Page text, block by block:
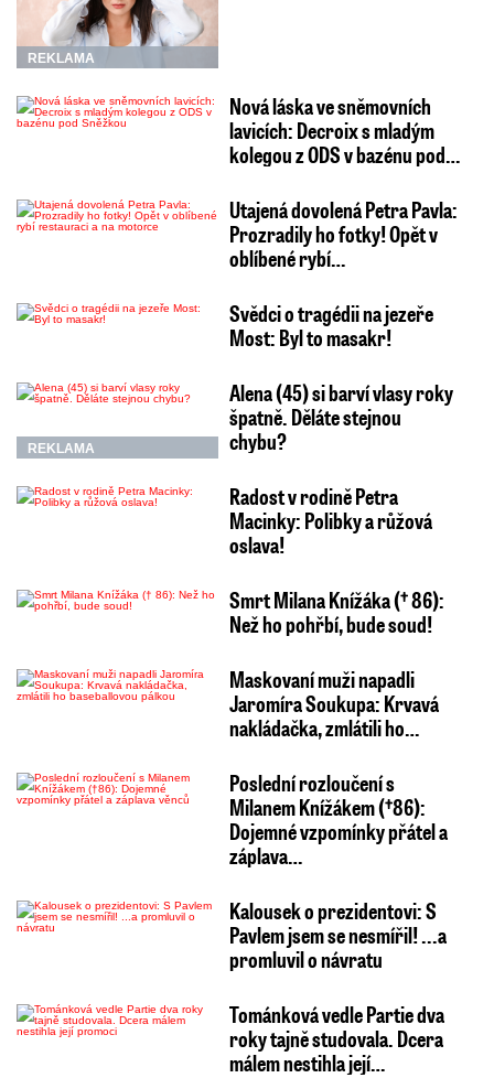
REKLAMA
Nová láska ve sněmovních
lavicích: Decroix s mladým
kolegou z ODS v bazénu pod…
Utajená dovolená Petra Pavla:
Prozradily ho fotky! Opět v
oblíbené rybí…
Svědci o tragédii na jezeře
Most: Byl to masakr!
REKLAMA
Alena (45) si barví vlasy roky
špatně. Děláte stejnou
chybu?
Radost v rodině Petra
Macinky: Polibky a růžová
oslava!
Smrt Milana Knížáka († 86):
Než ho pohřbí, bude soud!
Maskovaní muži napadli
Jaromíra Soukupa: Krvavá
nakládačka, zmlátili ho…
Poslední rozloučení s
Milanem Knížákem (†86):
Dojemné vzpomínky přátel a
záplava…
Kalousek o prezidentovi: S
Pavlem jsem se nesmířil! ...a
promluvil o návratu
Tománková vedle Partie dva
roky tajně studovala. Dcera
málem nestihla její…